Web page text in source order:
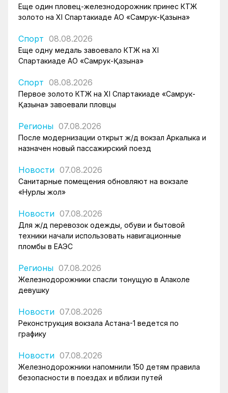
Еще один пловец-железнодорожник принес КТЖ
золото на XI Спартакиаде АО «Самрук-Қазына»
Спорт 08.08.2026
Еще одну медаль завоевало КТЖ на XI
Спартакиаде АО «Самрук-Қазына»
Спорт 08.08.2026
Первое золото КТЖ на XI Спартакиаде «Самрук-
Қазына» завоевали пловцы
Регионы 07.08.2026
После модернизации открыт ж/д вокзал Аркалыка и
назначен новый пассажирский поезд
Новости 07.08.2026
Санитарные помещения обновляют на вокзале
«Нурлы жол»
Новости 07.08.2026
Для ж/д перевозок одежды, обуви и бытовой
техники начали использовать навигационные
пломбы в ЕАЭС
Регионы 07.08.2026
Железнодорожники спасли тонущую в Алаколе
девушку
Новости 07.08.2026
Реконструкция вокзала Астана-1 ведется по
графику
Новости 07.08.2026
Железнодорожники напомнили 150 детям правила
безопасности в поездах и вблизи путей